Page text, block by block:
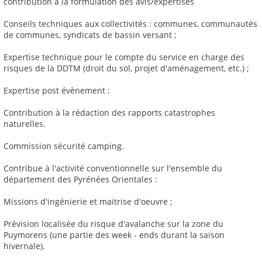
Conseils techniques aux collectivités : communes, communautés
de communes, syndicats de bassin versant ;
Expertise technique pour le compte du service en charge des
risques de la DDTM (droit du sol, projet d'aménagement, etc.) ;
Expertise post évènement ;
Contribution à la rédaction des rapports catastrophes
naturelles.
Commission sécurité camping.
Contribue à l'activité conventionnelle sur l'ensemble du
département des Pyrénées Orientales :
Missions d'ingénierie et maitrise d'oeuvre ;
Prévision localisée du risque d'avalanche sur la zone du
Puymorens (une partie des week - ends durant la saison
hivernale).